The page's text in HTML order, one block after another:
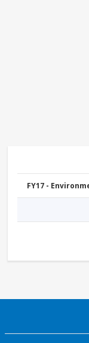
FY17 -